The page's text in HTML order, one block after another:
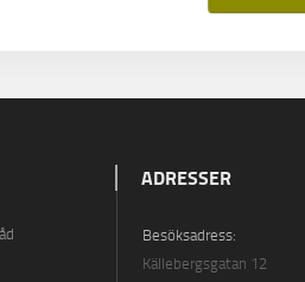
ADRESSER
Besöksadress:
Källebergsgatan 12